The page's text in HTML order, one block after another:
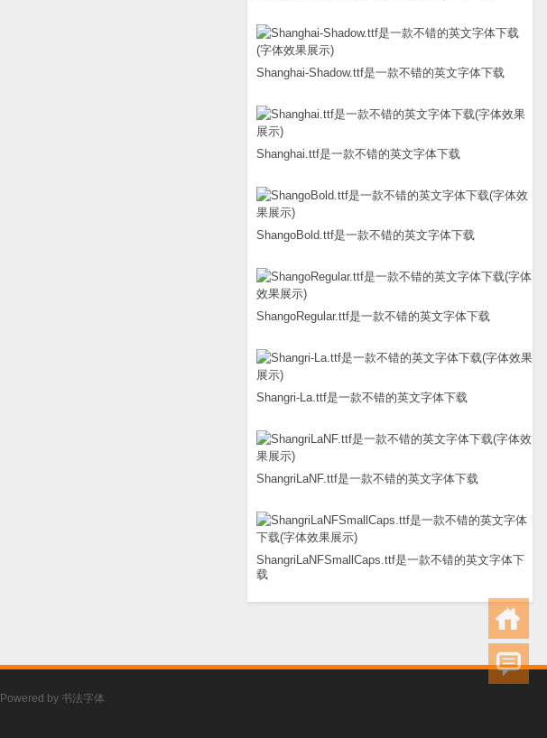
Shanghai-Shadow.ttf是一款不错的英文字体下载
Shanghai.ttf是一款不错的英文字体下载
ShangoBold.ttf是一款不错的英文字体下载
ShangoRegular.ttf是一款不错的英文字体下载
Shangri-La.ttf是一款不错的英文字体下载
ShangriLaNF.ttf是一款不错的英文字体下载
ShangriLaNFSmallCaps.ttf是一款不错的英文字体下
载
Powered by 书法字体